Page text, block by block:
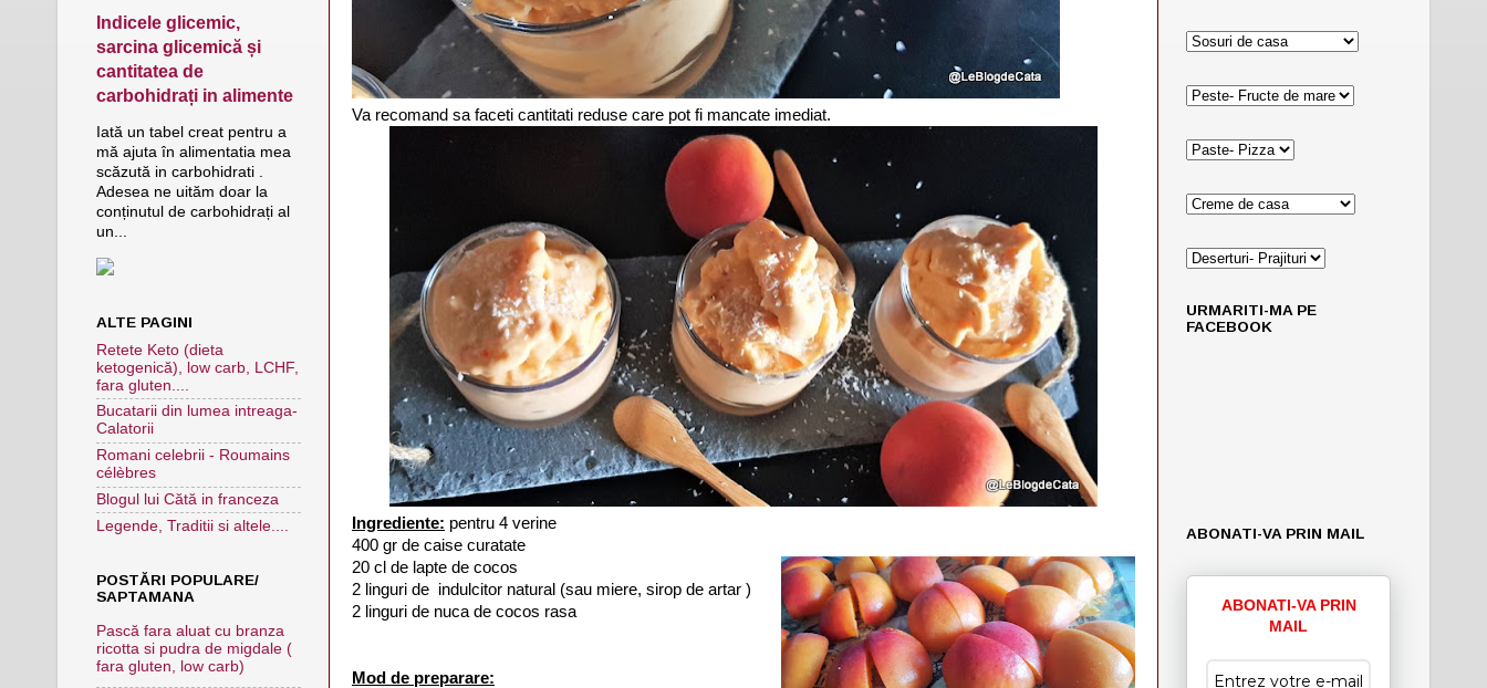
Va recomand sa faceti cantitati reduse care pot fi mancate imediat.
Ingrediente: pentru 4 verine
400 gr de caise curatate
20 cl de lapte de cocos
2 linguri de indulcitor natural (sau miere, sirop de artar )
2 linguri de nuca de cocos rasa
Mod de preparare:
Indicele glicemic,
sarcina glicemică și
cantitatea de
carbohidrați in alimente
Iată un tabel creat pentru a
mă ajuta în alimentatia mea
scăzută in carbohidrati .
Adesea ne uităm doar la
conținutul de carbohidrați al
un...
ALTE PAGINI
Retete Keto (dieta
ketogenică), low carb, LCHF,
fara gluten....
Bucatarii din lumea intreaga-
Calatorii
Romani celebrii - Roumains
célèbres
Blogul lui Cătă in franceza
Legende, Traditii si altele....
POSTĂRI POPULARE/
SAPTAMANA
Pască fara aluat cu branza
ricotta si pudra de migdale (
fara gluten, low carb)
URMARITI-MA PE
FACEBOOK
ABONATI-VA PRIN MAIL
ABONATI-VA PRIN
MAIL